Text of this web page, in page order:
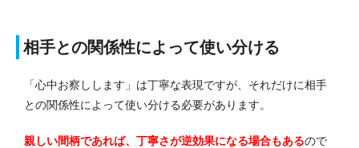
相手との関係性によって使い分ける
「心中お察しします」は丁寧な表現ですが、それだけに相手
との関係性によって使い分ける必要があります。
親しい間柄であれば、丁寧さが逆効果になる場合もあるので